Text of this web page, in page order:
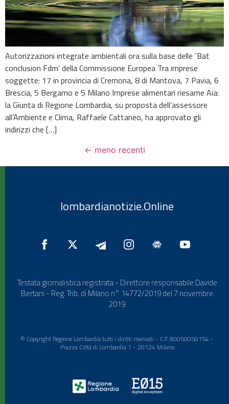
Autorizzazioni integrate ambientali ora sulla base delle ‘Bat
conclusion Fdm’ della Commissione Europea Tra imprese
soggette: 17 in provincia di Cremona, 8 di Mantova, 7 Pavia, 6
Brescia, 5 Bergamo e 5 Milano Imprese alimentari riesame Aia:
la Giunta di Regione Lombardia, su proposta dell’assessore
all’Ambiente e Clima, Raffaele Cattaneo, ha approvato gli
indirizzi che […]
← meno recenti
lombardianotizie.Online
Testata giornalistica registrata - Direttore responsabile Davide
Bertani - Reg. Trib. di Milano n° 14772/2019 del 7 novembre
2019
© Copyright Regione Lombardia tutti i diritti riservati - C.F. 80050050154 -
Piazza Città di Lombardia 1 - 20124 Milano